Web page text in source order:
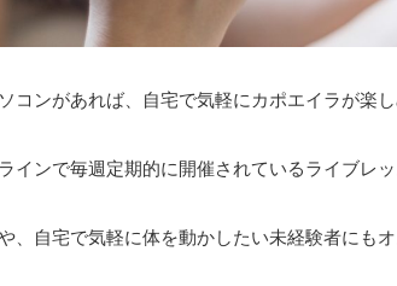
コンがあれば、自宅で気軽にカポエイラが楽し
インで毎週定期的に開催されているライブレッ
、自宅で気軽に体を動かしたい未経験者にもオ